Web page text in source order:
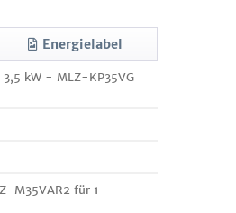
Energielabel
kW - MLZ-KP35VG
M35VAR2 für 1